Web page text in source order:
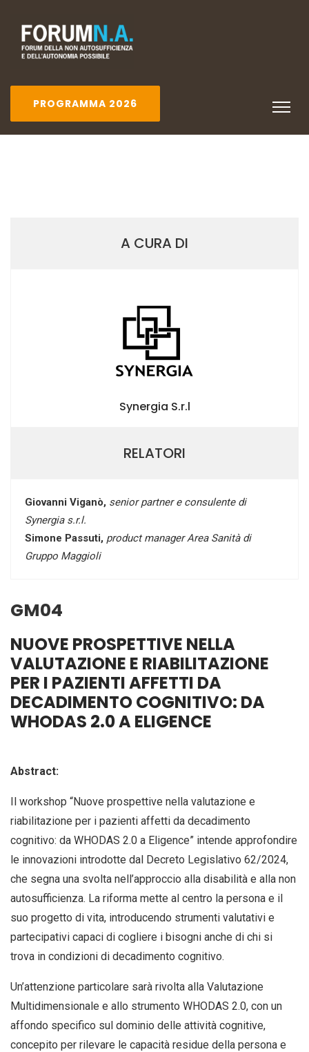
PROGRAMMA 2026
A CURA DI
Synergia S.r.l
RELATORI
Giovanni Viganò, senior partner e consulente di
Synergia s.r.l.
Simone Passuti, product manager Area Sanità di
Gruppo Maggioli
GM04
NUOVE PROSPETTIVE NELLA
VALUTAZIONE E RIABILITAZIONE
PER I PAZIENTI AFFETTI DA
DECADIMENTO COGNITIVO: DA
WHODAS 2.0 A ELIGENCE
Abstract:
Il workshop “Nuove prospettive nella valutazione e
riabilitazione per i pazienti affetti da decadimento
cognitivo: da WHODAS 2.0 a Eligence” intende approfondire
le innovazioni introdotte dal Decreto Legislativo 62/2024,
che segna una svolta nell’approccio alla disabilità e alla non
autosufficienza. La riforma mette al centro la persona e il
suo progetto di vita, introducendo strumenti valutativi e
partecipativi capaci di cogliere i bisogni anche di chi si
trova in condizioni di decadimento cognitivo.
Un’attenzione particolare sarà rivolta alla Valutazione
Multidimensionale e allo strumento WHODAS 2.0, con un
affondo specifico sul dominio delle attività cognitive,
concepito per rilevare le capacità residue della persona e